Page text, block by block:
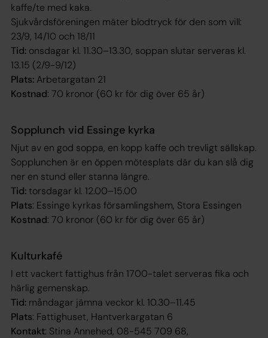
kaffe/te med kaka.
Sjukvårdsföreningen mäter blodtryck för den som vill:
23/9, 14/10 och 18/11
Tid: onsdagar kl. 11.30–13.30, soppan slutar serveras kl.
13.15 (2/9-9/12)
Plats: Arbetargatan 21
Kostnad: 70 kronor (60 kr för dig över 65 år)
Sopplunch vid Essinge kyrka
Njut av en god soppa, en kopp kaffe och trevligt sällskap.
Sopplunchen är en öppen mötesplats där du kan slå dig
ner en stund eller stanna längre.
Tid:torsdagar kl. 12.00–15.00
Plats: Essinge kyrkas församlingshem, Stora Essingen
Kostnad: 70 kronor (60 kr för dig över 65 år)
Kulturkafé
I ett vackert fattighus från 1700-talet serveras fika och
härlig gemenskap.
Tid: måndagar jämna veckor kl. 10.30–11.45
Plats: Fattighuset, Hantverkargatan 6
Kontakt: Stina Annehed, 08-545 709 68,